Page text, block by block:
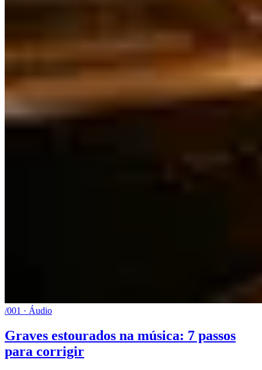
/001 · Áudio
Graves estourados na música: 7 passos
para corrigir